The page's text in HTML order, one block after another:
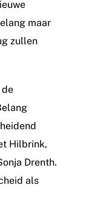
maar
zullen
de
Hilbrink,
Drenth.
als